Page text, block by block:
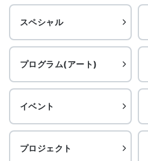
スペシャル
プログラム(アート)
イベント
プロジェクト